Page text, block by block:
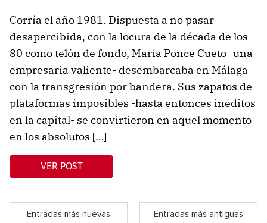
Corría el año 1981. Dispuesta a no pasar
desapercibida, con la locura de la década de los
80 como telón de fondo, María Ponce Cueto -una
empresaria valiente- desembarcaba en Málaga
con la transgresión por bandera. Sus zapatos de
plataformas imposibles -hasta entonces inéditos
en la capital- se convirtieron en aquel momento
en los absolutos […]
VER POST
Entradas más nuevas Entradas más antiguas